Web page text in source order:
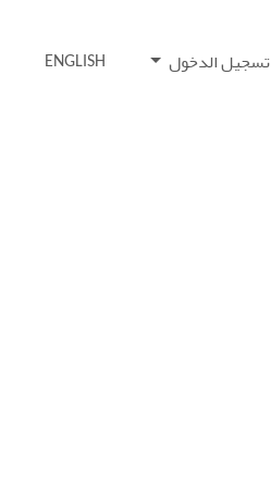
تسجيل الدخول ENGLISH